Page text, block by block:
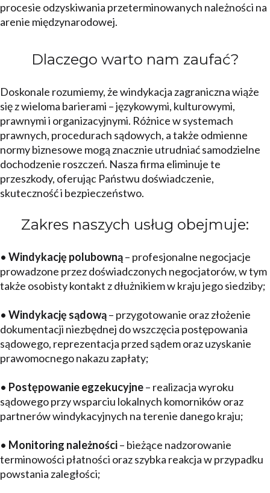
procesie odzyskiwania przeterminowanych należności na
arenie międzynarodowej.
Dlaczego warto nam zaufać?
Doskonale rozumiemy, że windykacja zagraniczna wiąże
się z wieloma barierami – językowymi, kulturowymi,
prawnymi i organizacyjnymi. Różnice w systemach
prawnych, procedurach sądowych, a także odmienne
normy biznesowe mogą znacznie utrudniać samodzielne
dochodzenie roszczeń. Nasza firma eliminuje te
przeszkody, oferując Państwu doświadczenie,
skuteczność i bezpieczeństwo.
Zakres naszych usług obejmuje:
• Windykację polubowną– profesjonalne negocjacje
prowadzone przez doświadczonych negocjatorów, w tym
także osobisty kontakt z dłużnikiem w kraju jego siedziby;
• Windykację sądową– przygotowanie oraz złożenie
dokumentacji niezbędnej do wszczęcia postępowania
sądowego, reprezentacja przed sądem oraz uzyskanie
prawomocnego nakazu zapłaty;
• Postępowanie egzekucyjne– realizacja wyroku
sądowego przy wsparciu lokalnych komorników oraz
partnerów windykacyjnych na terenie danego kraju;
• Monitoring należności– bieżące nadzorowanie
terminowości płatności oraz szybka reakcja w przypadku
powstania zaległości;